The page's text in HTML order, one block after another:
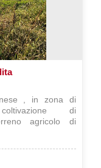
, in zona di
di
agricolo di